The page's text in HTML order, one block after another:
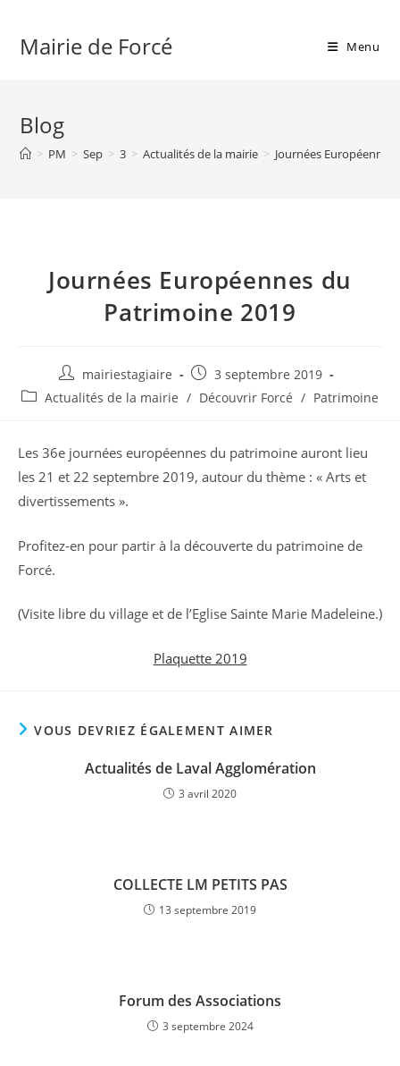
contentMairie de Forcé Menu
Blog
> PM > Sep > 3 > Actualités de la mairie > Journées
Journées Européennes du
Patrimoine 2019
Auteur/autrice
de
mairiestagiaire
Publication
publiée :
3 septembre 2019
Post Actualités de la mairie / Découvrir Forcé / Patrimoine
Les 36e journées européennes du patrimoine auront lieu
les 21 et 22 septembre 2019, autour du thème : « Arts et
divertissements ».
Profitez-en pour partir à la découverte du patrimoine de
Forcé.
(Visite libre du village et de l’Eglise Sainte Marie Madeleine.)
Plaquette 2019
VOUS DEVRIEZ ÉGALEMENT AIMER
Actualités de Laval Agglomération
3 avril 2020
COLLECTE LM PETITS PAS
13 septembre 2019
Forum des Associations
3 septembre 2024